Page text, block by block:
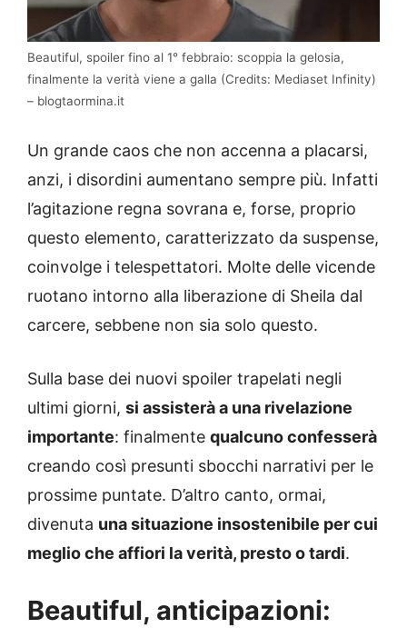
Beautiful, spoiler fino al 1° febbraio: scoppia la gelosia,
finalmente la verità viene a galla (Credits: Mediaset Infinity)
– blogtaormina.it
Un grande caos che non accenna a placarsi,
anzi, i disordini aumentano sempre più. Infatti
l’agitazione regna sovrana e, forse, proprio
questo elemento, caratterizzato da suspense,
coinvolge i telespettatori. Molte delle vicende
ruotano intorno alla liberazione di Sheila dal
carcere, sebbene non sia solo questo.
Sulla base dei nuovi spoiler trapelati negli
ultimi giorni, si assisterà a una rivelazione
importante: finalmente qualcuno confesserà
creando così presunti sbocchi narrativi per le
prossime puntate. D’altro canto, ormai,
divenuta una situazione insostenibile per cui
meglio che affiori la verità, presto o tardi.
Beautiful, anticipazioni: